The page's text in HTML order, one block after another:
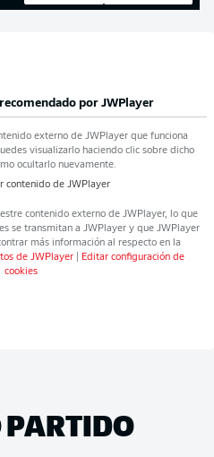
por JWPlayer
externo de JWPlayerque funciona
visualizarlo haciendo clic sobre dicho
ocultarlo nuevamente.
contenido de JWPlayer
contenido externo de JWPlayer, lo que
se transmitan a JWPlayery que JWPlayer
más información al respecto en la
de JWPlayer
Editar configuración de
cookies